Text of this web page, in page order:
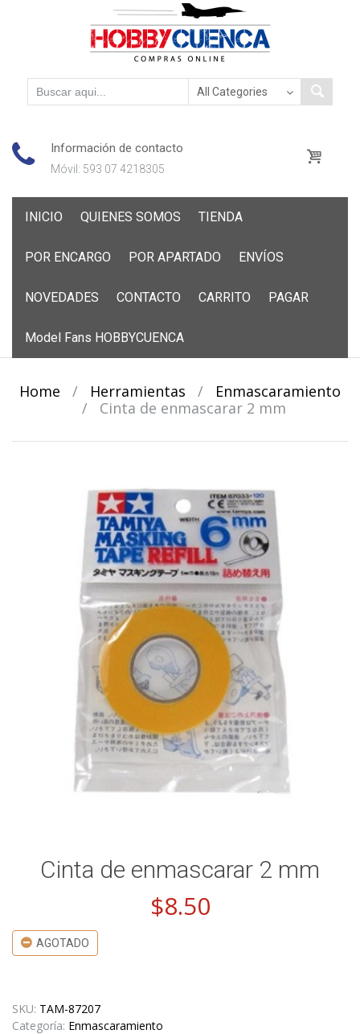
Información de contacto
Móvil: 593 07 4218305
INICIO QUIENES SOMOS TIENDA
POR ENCARGO POR APARTADO ENVÍOS
NOVEDADES CONTACTO CARRITO PAGAR
Model Fans HOBBYCUENCA
Home / Herramientas /
Enmascaramiento
/
Cinta de enmascarar 2 mm
Cinta de enmascarar 2 mm
$8.50
AGOTADO
SKU: TAM-87207
Categoría: Enmascaramiento